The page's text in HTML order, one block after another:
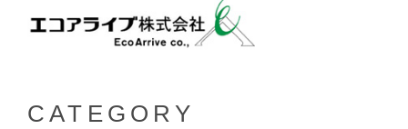
CATEGORY